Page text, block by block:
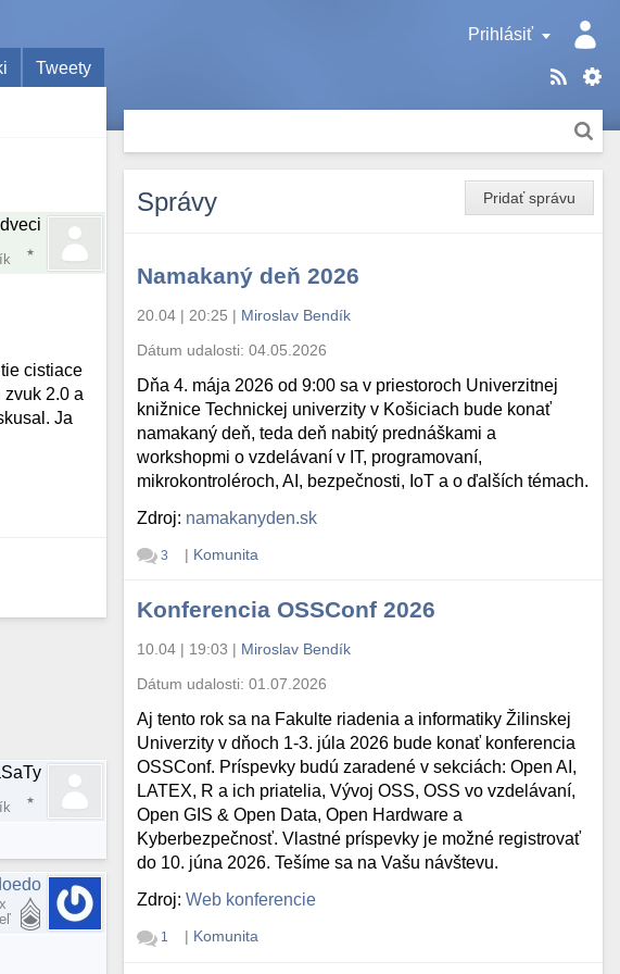
Prihlásiť
Tweety
cistiace
2.0 a
Ja
Pridať správu
Správy
Namakaný deň 2026
20.04 | 20:25 | Miroslav Bendík
Dátum udalosti:04.05.2026
Dňa 4. mája 2026 od 9:00 sa v priestoroch Univerzitnej
knižnice Technickej univerzity v Košiciach bude konať
namakaný deň, teda deň nabitý prednáškami a
workshopmi o vzdelávaní v IT, programovaní,
mikrokontroléroch, AI, bezpečnosti, IoT a o ďalších témach.
Zdroj: namakanyden.sk
3 | Komunita
Konferencia OSSConf 2026
10.04 | 19:03 | Miroslav Bendík
Dátum udalosti:01.07.2026
Aj tento rok sa na Fakulte riadenia a informatiky Žilinskej
Univerzity v dňoch 1-3. júla 2026 bude konať konferencia
OSSConf. Príspevky budú zaradené v sekciách: Open AI,
LATEX, R a ich priatelia, Vývoj OSS, OSS vo vzdelávaní,
Open GIS & Open Data, Open Hardware a
Kyberbezpečnosť. Vlastné príspevky je možné registrovať
do 10. júna 2026. Tešíme sa na Vašu návštevu.
Zdroj:Web konferencie
1 | Komunita